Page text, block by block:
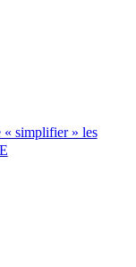
« simplifier » les